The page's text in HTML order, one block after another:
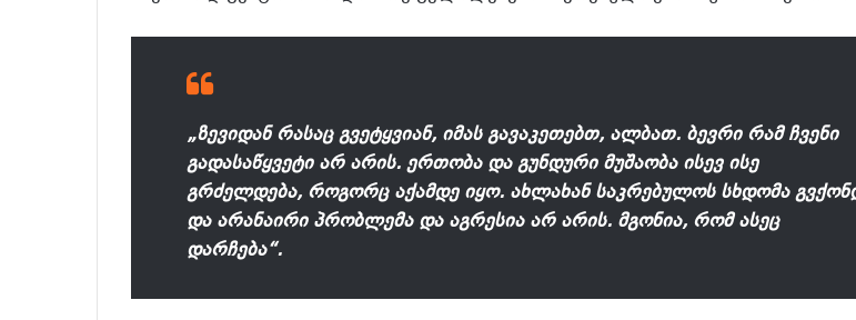
„ზევიდან რასაც გვეტყვიან, იმას გავაკეთებთ, ალბათ. ბევრი რამ ჩვენი
გადასაწყვეტი არ არის. ერთობა და გუნდური მუშაობა ისევ ისე
გრძელდება, როგორც აქამდე იყო. ახლახან საკრებულოს სხდომა
და არანაირი პრობლემა და აგრესია არ არის. მგონია, რომ ასეც
დარჩება“.